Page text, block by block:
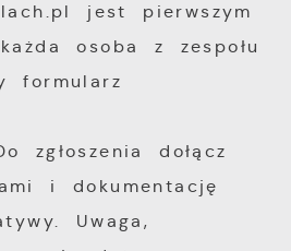
jest pierwszym
osoba z zespołu
formularz
zgłoszenia dołącz
i dokumentację
Uwaga,